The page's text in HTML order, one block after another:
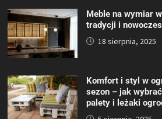
Meble na wymiar
tradycji i
18 sierpnia, 2025
Komfort i styl w
sezon – jak
palety i leżaki